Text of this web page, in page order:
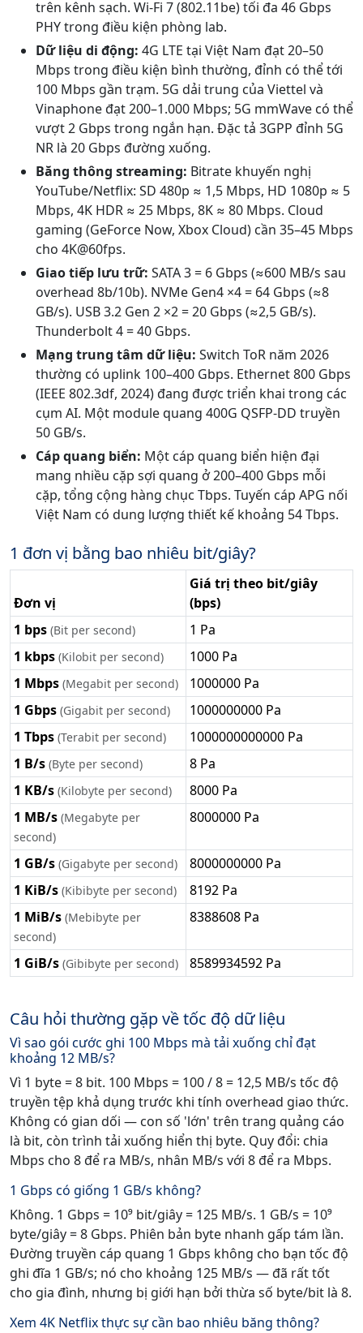
trên kênh sạch. Wi-Fi 7 (802.11be) tối đa 46 Gbps
PHY trong điều kiện phòng lab.
Dữ liệu di động: 4G LTE tại Việt Nam đạt 20–50
Mbps trong điều kiện bình thường, đỉnh có thể tới
100 Mbps gần trạm. 5G dải trung của Viettel và
Vinaphone đạt 200–1.000 Mbps; 5G mmWave có thể
vượt 2 Gbps trong ngắn hạn. Đặc tả 3GPP đỉnh 5G
NR là 20 Gbps đường xuống.
Băng thông streaming: Bitrate khuyến nghị
YouTube/Netflix: SD 480p ≈ 1,5 Mbps, HD 1080p ≈ 5
Mbps, 4K HDR ≈ 25 Mbps, 8K ≈ 80 Mbps. Cloud
gaming (GeForce Now, Xbox Cloud) cần 35–45 Mbps
cho 4K@60fps.
Giao tiếp lưu trữ: SATA 3 = 6 Gbps (≈600 MB/s sau
overhead 8b/10b). NVMe Gen4 ×4 = 64 Gbps (≈8
GB/s). USB 3.2 Gen 2 ×2 = 20 Gbps (≈2,5 GB/s).
Thunderbolt 4 = 40 Gbps.
Mạng trung tâm dữ liệu: Switch ToR năm 2026
thường có uplink 100–400 Gbps. Ethernet 800 Gbps
(IEEE 802.3df, 2024) đang được triển khai trong các
cụm AI. Một module quang 400G QSFP-DD truyền
50 GB/s.
Cáp quang biển: Một cáp quang biển hiện đại
mang nhiều cặp sợi quang ở 200–400 Gbps mỗi
cặp, tổng cộng hàng chục Tbps. Tuyến cáp APG nối
Việt Nam có dung lượng thiết kế khoảng 54 Tbps.
1 đơn vị bằng bao nhiêu bit/giây?
Đơn vị
Giá trị theo bit/giây
(bps)
1 bps (Bit per second)
1 Pa
1 kbps (Kilobit per second)
1000 Pa
1 Mbps (Megabit per second)
1000000 Pa
1 Gbps (Gigabit per second)
1000000000 Pa
1 Tbps (Terabit per second)
1000000000000 Pa
1 B/s (Byte per second)
8 Pa
1 KB/s (Kilobyte per second)
8000 Pa
1 MB/s (Megabyte per
second)
8000000 Pa
1 GB/s (Gigabyte per second)
8000000000 Pa
1 KiB/s (Kibibyte per second)
8192 Pa
1 MiB/s (Mebibyte per
second)
8388608 Pa
1 GiB/s (Gibibyte per second) 8589934592 Pa
Câu hỏi thường gặp về tốc độ dữ liệu
Vì sao gói cước ghi 100 Mbps mà tải xuống chỉ đạt
khoảng 12 MB/s?
Vì 1 byte = 8 bit. 100 Mbps = 100 / 8 = 12,5 MB/s tốc độ
truyền tệp khả dụng trước khi tính overhead giao thức.
Không có gian dối — con số 'lớn' trên trang quảng cáo
là bit, còn trình tải xuống hiển thị byte. Quy đổi: chia
Mbps cho 8 để ra MB/s, nhân MB/s với 8 để ra Mbps.
1 Gbps có giống 1 GB/s không?
Không. 1 Gbps = 10⁹ bit/giây = 125 MB/s. 1 GB/s = 10⁹
byte/giây = 8 Gbps. Phiên bản byte nhanh gấp tám lần.
Đường truyền cáp quang 1 Gbps không cho bạn tốc độ
ghi đĩa 1 GB/s; nó cho khoảng 125 MB/s — đã rất tốt
cho gia đình, nhưng bị giới hạn bởi thừa số byte/bit là 8.
Xem 4K Netflix thực sự cần bao nhiêu băng thông?